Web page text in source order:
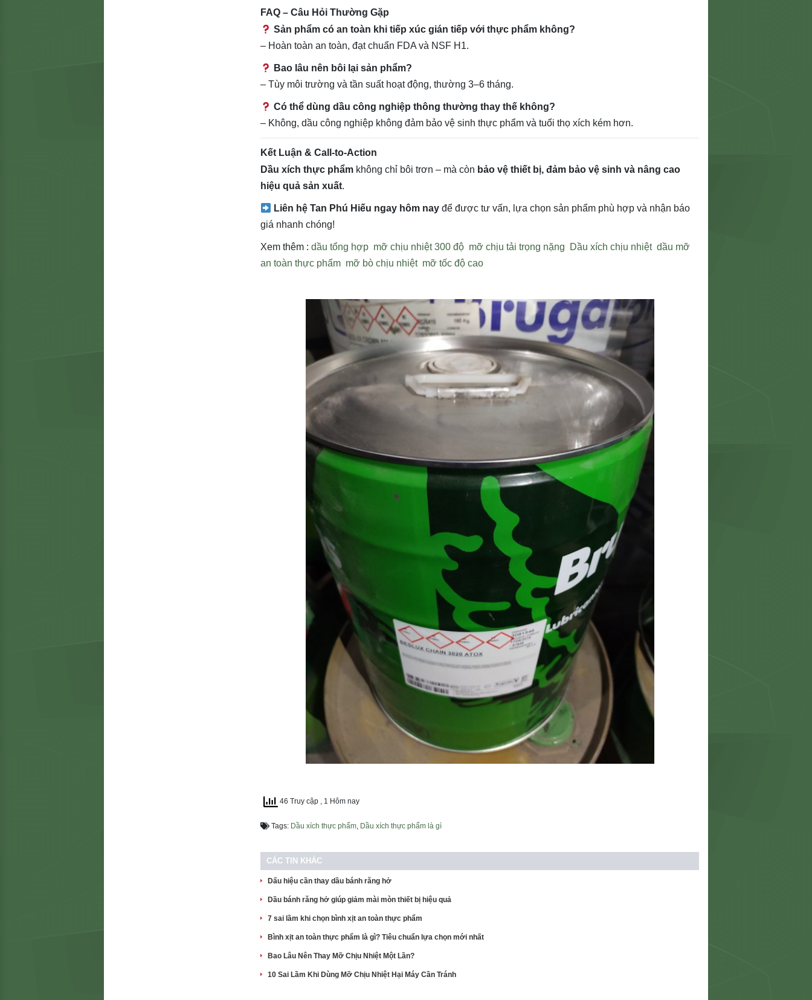
FAQ – Câu Hỏi Thường Gặp
Sản phẩm có an toàn khi tiếp xúc gián tiếp với thực phẩm không?
– Hoàn toàn an toàn, đạt chuẩn FDA và NSF H1.
Bao lâu nên bôi lại sản phẩm?
– Tùy môi trường và tần suất hoạt động, thường 3–6 tháng.
Có thể dùng dầu công nghiệp thông thường thay thế không?
– Không, dầu công nghiệp không đảm bảo vệ sinh thực phẩm và tuổi thọ xích kém hơn.
Kết Luận & Call-to-Action
Dầu xích thực phẩm không chỉ bôi trơn – mà còn bảo vệ thiết bị, đảm bảo vệ sinh và nâng cao
hiệu quả sản xuất.
Liên hệ Tan Phú Hiếu ngay hôm nay để được tư vấn, lựa chọn sản phẩm phù hợp và nhận báo
giá nhanh chóng!
Xem thêm : dầu tổng hợp mỡ chịu nhiệt 300 độ mỡ chịu tải trọng nặng Dầu xích chịu nhiệt dầu mỡ
an toàn thực phẩm mỡ bò chịu nhiệt mỡ tốc độ cao
46 Truy cập , 1 Hôm nay
Tags: Dầu xích thực phẩm Dầu xích thực phẩm là gì
CÁC TIN KHÁC
Dấu hiệu cần thay dầu bánh răng hở
Dầu bánh răng hở giúp giảm mài mòn thiết bị hiệu quả
7 sai lầm khi chọn bình xịt an toàn thực phẩm
Bình xịt an toàn thực phẩm là gì? Tiêu chuẩn lựa chọn mới nhất
Bao Lâu Nên Thay Mỡ Chịu Nhiệt Một Lần?
10 Sai Lầm Khi Dùng Mỡ Chịu Nhiệt Hại Máy Cần Tránh